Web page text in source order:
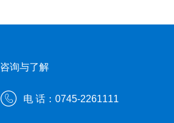
咨询与了解
电 话：0745-2261111